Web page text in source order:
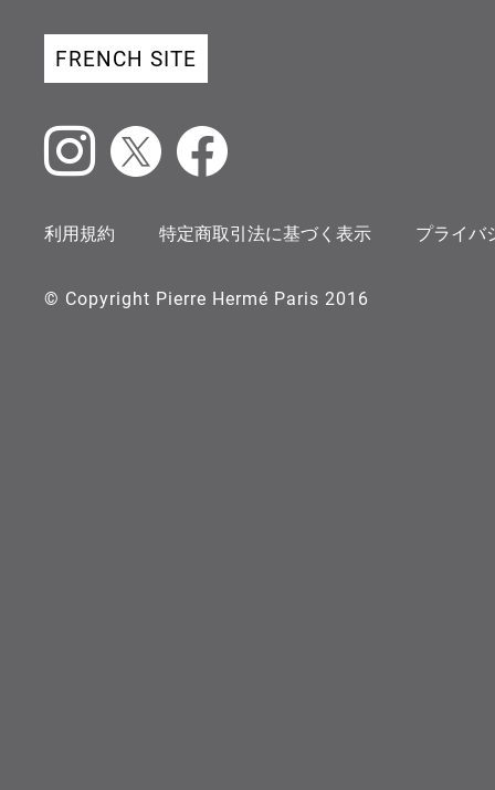
FRENCH SITE
利用規約 特定商取引法に基づく表示 プライバ
© Copyright Pierre Hermé Paris 2016